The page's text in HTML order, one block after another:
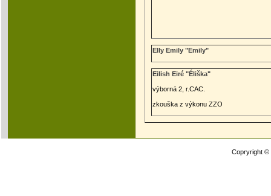
Elly Emily "Emily"
Eilish Eiré "Éliška"
výborná 2, r.CAC.
zkouška z výkonu ZZO
Copryright ©